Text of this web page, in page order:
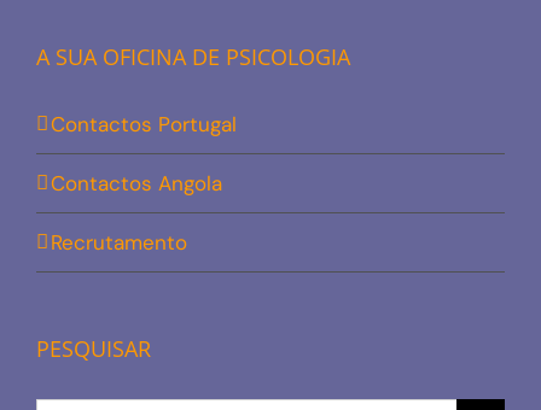
A SUA OFICINA DE PSICOLOGIA
Contactos Portugal
Contactos Angola
Recrutamento
PESQUISAR